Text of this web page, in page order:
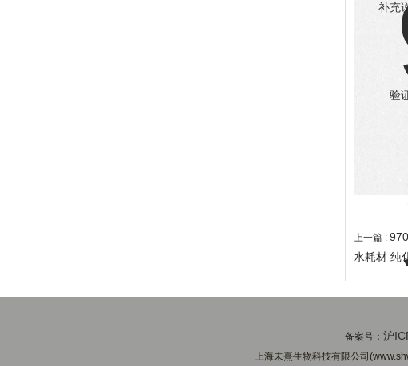
补充
验
上一篇 :
水耗材 纯
备案号： 沪
上海未熹生物科技有限公司